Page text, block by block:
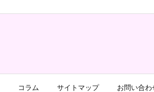
コラム サイトマップ お問い合わ